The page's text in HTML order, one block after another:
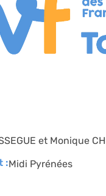
et Monique
:Midi Pyrénées